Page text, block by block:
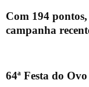
Com 194
campanha
64ª Festa do